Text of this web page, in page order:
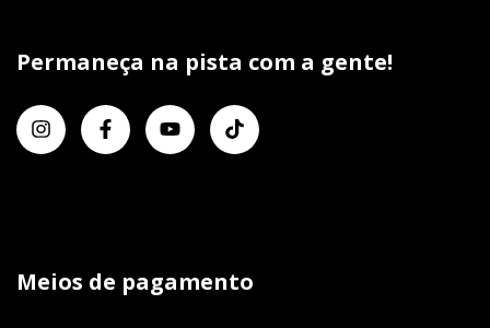
Permaneça na pista com a gente!
Meios de pagamento